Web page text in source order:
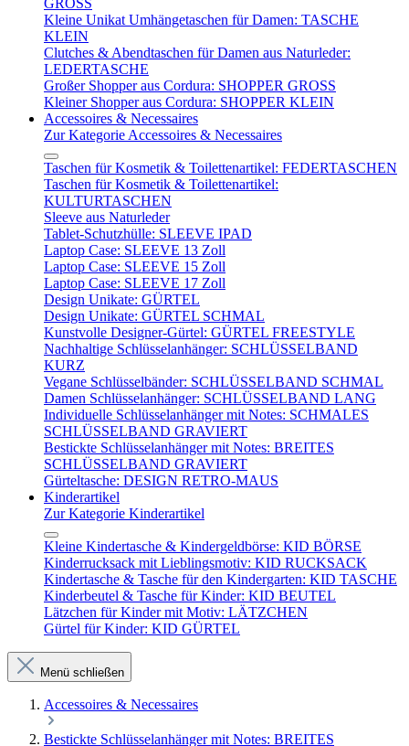
GROSS
Kleine Unikat Umhängetaschen für Damen: TASCHE
KLEIN
Clutches & Abendtaschen für Damen aus Naturleder:
LEDERTASCHE
Großer Shopper aus Cordura: SHOPPER GROSS
Kleiner Shopper aus Cordura: SHOPPER KLEIN
Accessoires & Necessaires
Zur Kategorie Accessoires & Necessaires
Taschen für Kosmetik & Toilettenartikel: FEDERTASCHEN
Taschen für Kosmetik & Toilettenartikel:
KULTURTASCHEN
Sleeve aus Naturleder
Tablet-Schutzhülle: SLEEVE IPAD
Laptop Case: SLEEVE 13 Zoll
Laptop Case: SLEEVE 15 Zoll
Laptop Case: SLEEVE 17 Zoll
Design Unikate: GÜRTEL
Design Unikate: GÜRTEL SCHMAL
Kunstvolle Designer-Gürtel: GÜRTEL FREESTYLE
Nachhaltige Schlüsselanhänger: SCHLÜSSELBAND
KURZ
Vegane Schlüsselbänder: SCHLÜSSELBAND SCHMAL
Damen Schlüsselanhänger: SCHLÜSSELBAND LANG
Individuelle Schlüsselanhänger mit Notes: SCHMALES
SCHLÜSSELBAND GRAVIERT
Bestickte Schlüsselanhänger mit Notes: BREITES
SCHLÜSSELBAND GRAVIERT
Gürteltasche: DESIGN RETRO-MAUS
Kinderartikel
Zur Kategorie Kinderartikel
Kleine Kindertasche & Kindergeldbörse: KID BÖRSE
Kinderrucksack mit Lieblingsmotiv: KID RUCKSACK
Kindertasche & Tasche für den Kindergarten: KID TASCHE
Kinderbeutel & Tasche für Kinder: KID BEUTEL
Lätzchen für Kinder mit Motiv: LÄTZCHEN
Gürtel für Kinder: KID GÜRTEL
Menü schließen
Accessoires & Necessaires
Bestickte Schlüsselanhänger mit Notes: BREITES